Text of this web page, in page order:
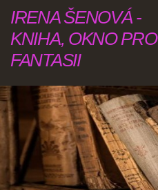
IRENA ŠENOVÁ -
KNIHA, OKNO PRO
FANTASII